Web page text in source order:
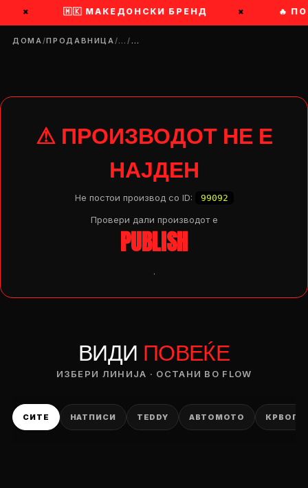
× 🇲🇰 МАКЕДОНСКИ БРЕНД × 🔥
ДОМА/ПРОДАВНИЦА/…/…
⚠ ПРОИЗВОДОТ НЕ Е
НАЈДЕН
Не постои производ со ID: 99092
Провери дали производот e
PUBLISH
.
ВИДИ ПОВЕЌЕ
ИЗБЕРИ ЛИНИЈА · ОСТАНИ ВО FLOW
СИТЕ НАТПИСИ TEDDY АВТОМОТО